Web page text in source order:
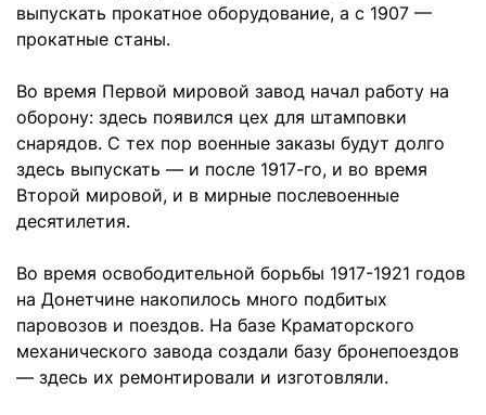
выпускать прокатное оборудование, а с 1907 —
прокатные станы.
Во время Первой мировой завод начал работу на
оборону: здесь появился цех для штамповки
снарядов. С тех пор военные заказы будут долго
здесь выпускать — и после 1917-го, и во время
Второй мировой, и в мирные послевоенные
десятилетия.
Во время освободительной борьбы 1917-1921 годов
на Донетчине накопилось много подбитых
паровозов и поездов. На базе Краматорского
механического завода создали базу бронепоездов
— здесь их ремонтировали и изготовляли.